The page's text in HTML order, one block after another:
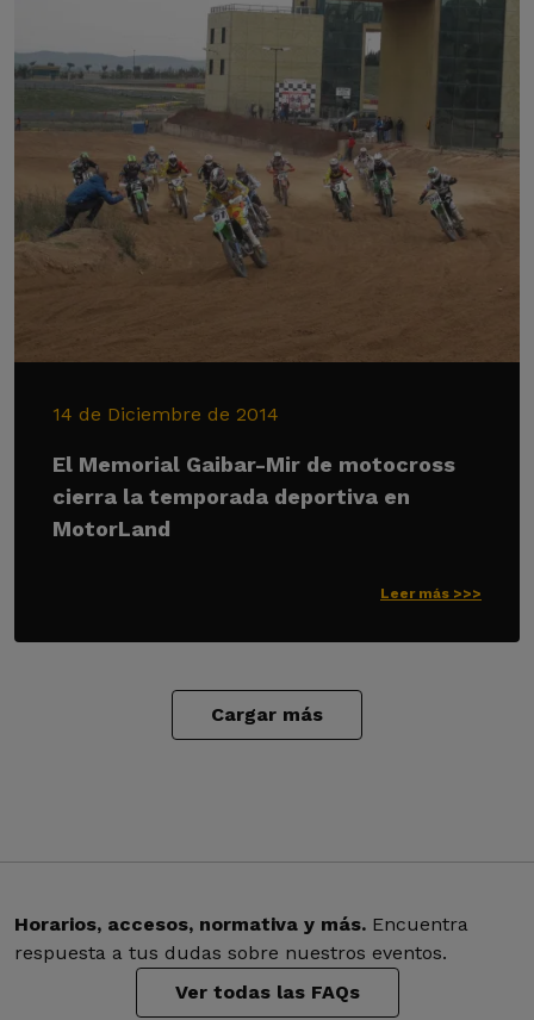
14 de Diciembre de 2014
El Memorial Gaibar-Mir de motocross
cierra la temporada deportiva en
MotorLand
Leer más >>>
Cargar más
Horarios, accesos, normativa y más. Encuentra
respuesta a tus dudas sobre nuestros eventos.
Ver todas las FAQs